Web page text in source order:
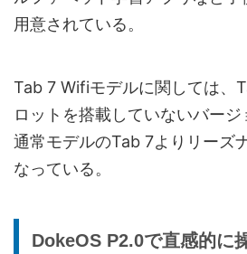
用意されている。
Tab 7 Wifiモデルに関しては、
ロットを搭載していないバー
通常モデルのTab 7よりリーズ
なっている。
DokeOS P2.0で直感的に